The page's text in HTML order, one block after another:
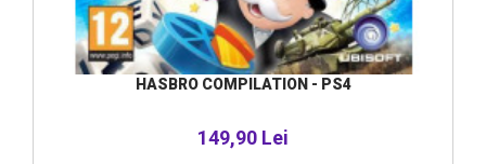
HASBRO COMPILATION - PS4
149,90 Lei